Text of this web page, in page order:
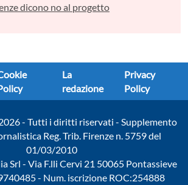
dicono no al progetto
La
redazione
Privacy
Policy
- Tutti i diritti riservati - Supplemento
Reg. Trib. Firenze n. 5759 del
01/03/2010
Srl - Via F.lli Cervi 21 50065 Pontassieve
- Num. iscrizione ROC:254888